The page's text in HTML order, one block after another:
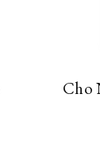
Cho